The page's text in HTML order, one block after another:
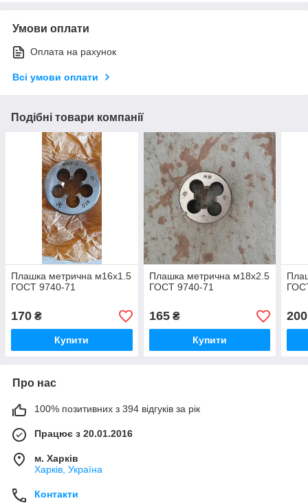
Умови оплати
Оплата на рахунок
Всі умови оплати
Подібні товари компанії
Плашка метрична м16х1.5
ГОСТ 9740-71
170 ₴
Купити
Плашка метрична м18х2.5
ГОСТ 9740-71
165₴
Купити
200
Про нас
100% позитивних з 394 відгуків за рік
Працює з 20.01.2016
м. Харків
Харків, Україна
Контакти